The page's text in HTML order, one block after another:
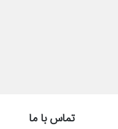
تماس با ما